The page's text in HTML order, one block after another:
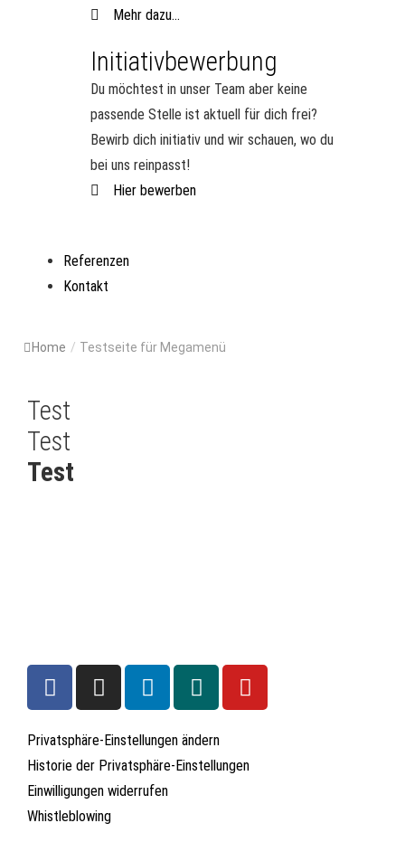
Mehr dazu...
Initiativbewerbung
Du möchtest in unser Team aber keine
passende Stelle ist aktuell für dich frei?
Bewirb dich initiativ und wir schauen, wo du
bei uns reinpasst!
Hier bewerben
Referenzen
Kontakt
Home / Testseite für Megamenü
Test
Test
Test
Privatsphäre-Einstellungen ändern
Historie der Privatsphäre-Einstellungen
Einwilligungen widerrufen
Whistleblowing